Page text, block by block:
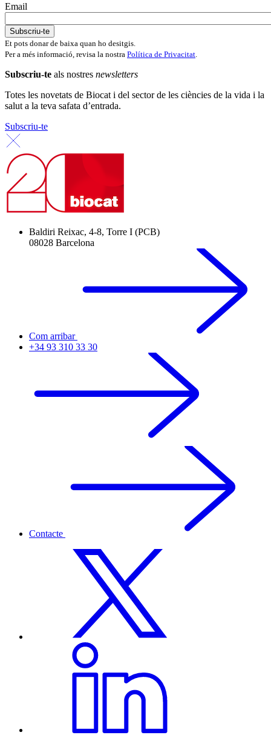
Email
Et pots donar de baixa quan ho desitgis.
Per a més informació, revisa la nostra Política de Privacitat
Subscriu-te als nostres newsletters
Totes les novetats de Biocat i del sector de les ciències de la vida i la
salut a la teva safata d’entrada.
Subscriu-te
Baldiri Reixac, 4-8, Torre I (PCB)
08028 Barcelona
Com arribar
+34 93 310 33 30
Contacte